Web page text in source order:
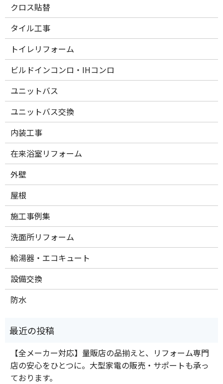
クロス貼替
タイル工事
トイレリフォーム
ビルドインコンロ・IHコンロ
ユニットバス
ユニットバス交換
内装工事
在来浴室リフォーム
外壁
屋根
施工事例集
洗面所リフォーム
給湯器・エコキュート
設備交換
防水
【全メーカー対応】量販店の品揃えと、リフォーム専門
店の安心をひとつに。大型家電の販売・サポートも承っ
ております。